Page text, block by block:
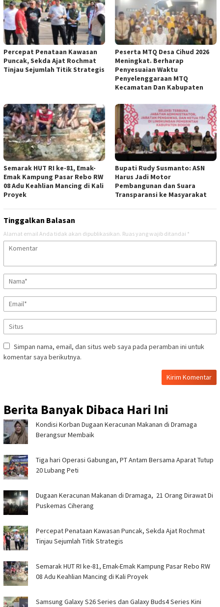
‎Percepat Penataan Kawasan
Puncak, Sekda Ajat Rochmat
Tinjau Sejumlah Titik Strategis
Peserta MTQ Desa Cihud 2026
Meningkat. Berharap
Penyesuaian Waktu
Penyelenggaraan MTQ
Kecamatan Dan Kabupaten ‎
Semarak HUT RI ke-81, Emak-
Emak Kampung Pasar Rebo RW
08 Adu Keahlian Mancing di Kali
Proyek ‎
Bupati Rudy Susmanto: ASN
Harus Jadi Motor
Pembangunan dan Suara
Transparansi ke Masyarakat ‎
Tinggalkan Balasan
Alamat email Anda tidak akan dipublikasikan. Ruas yang wajib ditandai *
Simpan nama, email, dan situs web saya pada peramban ini untuk
komentar saya berikutnya.
Berita Banyak Dibaca Hari Ini
‎Kondisi Korban Dugaan Keracunan Makanan di Dramaga
Berangsur Membaik ‎
Tiga hari Operasi Gabungan, PT Antam Bersama Aparat Tutup
20 Lubang Peti
‎Dugaan Keracunan Makanan di Dramaga, 21 Orang Dirawat Di
Puskemas Ciherang ‎
‎Percepat Penataan Kawasan Puncak, Sekda Ajat Rochmat
Tinjau Sejumlah Titik Strategis ‎
Semarak HUT RI ke-81, Emak-Emak Kampung Pasar Rebo RW
08 Adu Keahlian Mancing di Kali Proyek ‎
Samsung Galaxy S26 Series dan Galaxy Buds4 Series Kini